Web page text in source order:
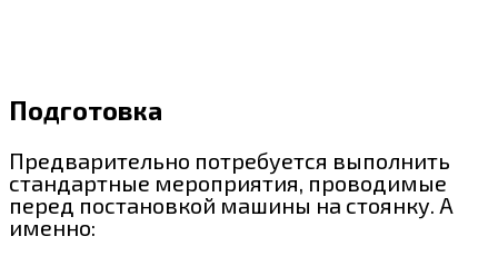
Подготовка
Предварительно потребуется выполнить
стандартные мероприятия, проводимые
перед постановкой машины на стоянку. А
именно: